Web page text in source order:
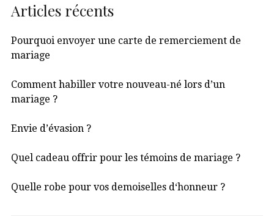
Articles récents
Pourquoi envoyer une carte de remerciement de
mariage
Comment habiller votre nouveau-né lors d’un
mariage ?
Envie d’évasion ?
Quel cadeau offrir pour les témoins de mariage ?
Quelle robe pour vos demoiselles d‘honneur ?